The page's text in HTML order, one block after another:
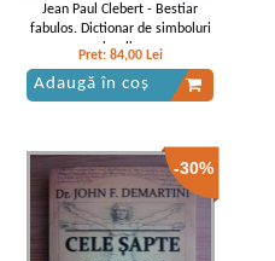
Jean Paul Clebert - Bestiar
fabulos. Dictionar de simboluri
animaliere
Pret: 84,00 Lei
Adaugă în coș
-30%